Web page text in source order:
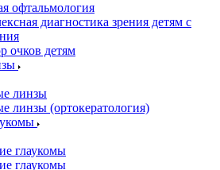
офтальмология
диагностика зрения детям c
очков детям
линзы
линзы (ортокератология)
глаукомы
глаукомы